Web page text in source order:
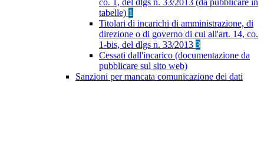
co. 1, del dlgs n. 33/2013 (da pubblicare in
tabelle) 1
Titolari di incarichi di amministrazione, di
direzione o di governo di cui all'art. 14, co.
1-bis, del dlgs n. 33/2013 3
Cessati dall'incarico (documentazione da
pubblicare sul sito web)
Sanzioni per mancata comunicazione dei dati